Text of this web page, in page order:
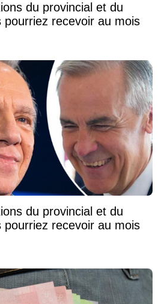
du provincial et du
pourriez recevoir au mois
du provincial et du
pourriez recevoir au mois